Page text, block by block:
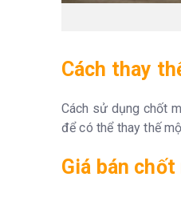
Cách thay
Cách sử dụng chốt
để có thể thay thế
Giá bán